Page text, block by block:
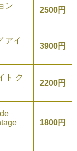
ン
2500円
アイ
3900円
ト ク
2200円
1800円